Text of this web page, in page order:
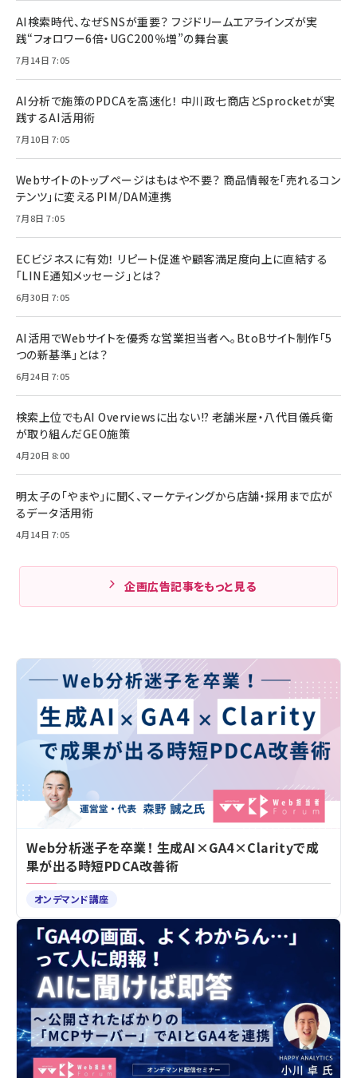
AI検索時代、なぜSNSが重要？ フジドリームエアラインズが実
践“フォロワー6倍・UGC200％増”の舞台裏
7月14日 7:05
AI分析で施策のPDCAを高速化！ 中川政七商店とSprocketが実
践するAI活用術
7月10日 7:05
Webサイトのトップページはもはや不要？ 商品情報を「売れるコン
テンツ」に変えるPIM/DAM連携
7月8日 7:05
ECビジネスに有効！ リピート促進や顧客満足度向上に直結する
「LINE通知メッセージ」とは？
6月30日 7:05
AI活用でWebサイトを優秀な営業担当者へ。BtoBサイト制作「5
つの新基準」とは？
6月24日 7:05
検索上位でもAI Overviewsに出ない!? 老舗米屋・八代目儀兵衛
が取り組んだGEO施策
4月20日 8:00
明太子の「やまや」に聞く、マーケティングから店舗・採用まで広が
るデータ活用術
4月14日 7:05
企画広告記事をもっと見る
Web分析迷子を卒業！ 生成AI×GA4×Clarityで成
果が出る時短PDCA改善術
オンデマンド講座